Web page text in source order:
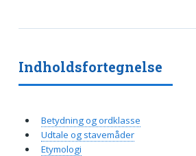
Indholdsfortegnelse
Betydning og ordklasse
Udtale og stavemåder
Etymologi